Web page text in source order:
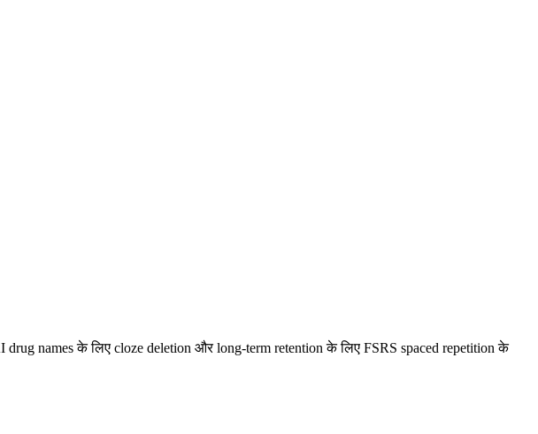
names के लिए cloze deletion और long-term retention के लिए FSRS spaced repetition के